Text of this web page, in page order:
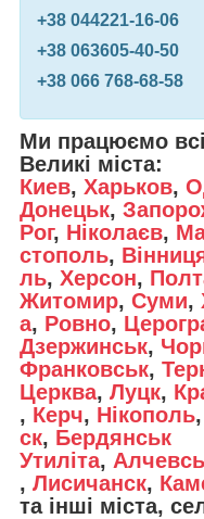
+38 044221-16-06
+38 063605-40-50
+38 066 768-68-58
Ми працюємо
Великі міста:
Киев, Харьков,
Донецьк,
Рог, Ніколаєв,
стополь,
ль, Херсон,
Житомир, Суми,
а, Ровно,
Дзержинськ,
Франковськ,
Церква, Луцк,
, Керч, Нікополь,
ск, Бердянськ
Утиліта,
, Лисичанск,
та інші міста,